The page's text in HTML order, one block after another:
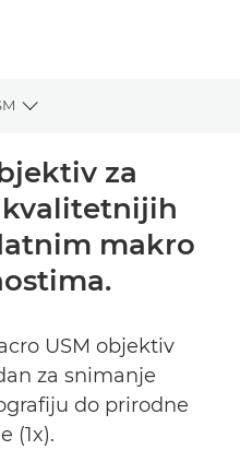
Toggle breadcrumbs
za
makro
USM objektiv
za snimanje
do prirodne
(1x).